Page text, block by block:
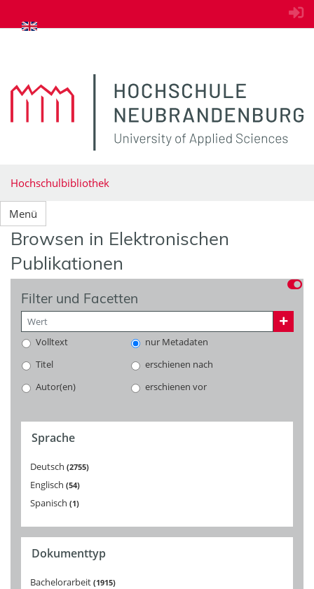
zum Inhalt springen
Hochschulbibliothek
Menü
Browsen in Elektronischen
Publikationen
Filter und Facetten
Volltext
nur Metadaten
Titel
erschienen nach
Autor(en)
erschienen vor
Sprache
Deutsch 2755
Englisch 54
Spanisch 1
Dokumenttyp
Bachelorarbeit 1915